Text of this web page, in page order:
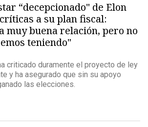
“decepcionado" de Elon
a su plan fiscal:
muy buena relación, pero no
teniendo"
criticado duramente el proyecto de ley
y ha asegurado que sin su apoyo
las elecciones.